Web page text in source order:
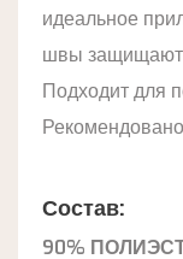
идеальное
швы защищают
Подходит для
Состав:
90%